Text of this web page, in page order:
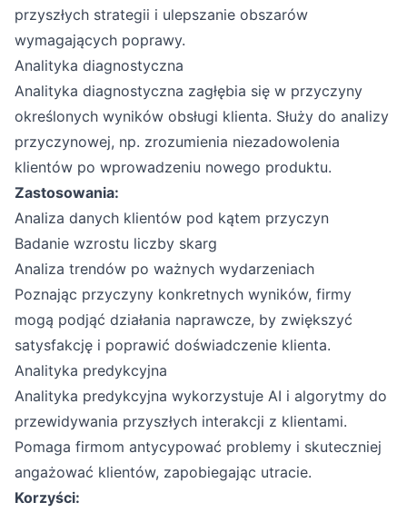
przyszłych strategii i ulepszanie obszarów
wymagających poprawy.
Analityka diagnostyczna
Analityka diagnostyczna zagłębia się w przyczyny
określonych wyników obsługi klienta. Służy do analizy
przyczynowej, np. zrozumienia niezadowolenia
klientów po wprowadzeniu nowego produktu.
Zastosowania:
Analiza danych klientów pod kątem przyczyn
Badanie wzrostu liczby skarg
Analiza trendów po ważnych wydarzeniach
Poznając przyczyny konkretnych wyników, firmy
mogą podjąć działania naprawcze, by zwiększyć
satysfakcję i poprawić doświadczenie klienta.
Analityka predykcyjna
Analityka predykcyjna wykorzystuje AI i algorytmy do
przewidywania przyszłych interakcji z klientami.
Pomaga firmom antycypować problemy i skuteczniej
angażować klientów, zapobiegając utracie.
Korzyści: